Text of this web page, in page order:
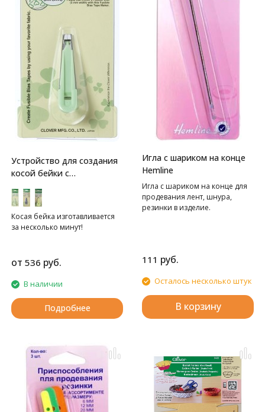
Устройство для создания
косой бейки с
Косая бейка изготавливается
за несколько минут!
от 536 руб.
В наличии
Подробнее
Игла с шариком на конце
Hemline
Игла с шариком на конце для
продевания лент, шнура,
резинки в изделие.
111 руб.
Осталось несколько штук
В корзину